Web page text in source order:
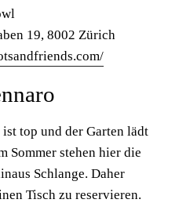
19, 8002 Zürich
top und der Garten lädt
Sommer stehen hier die
Schlange. Daher
Tisch zu reservieren.